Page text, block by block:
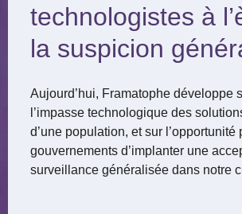
technologistes à
la suspicion
Aujourd’hui, Framatophe développe
l’impasse technologique des
d’une population, et sur l’opportunité
gouvernements d’implanter une
surveillance généralisée dans notre